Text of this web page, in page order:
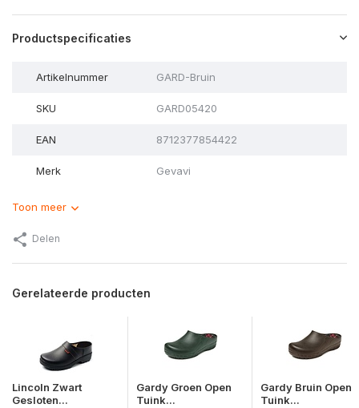
Productspecificaties
Artikelnummer GARD-Bruin
SKU GARD05420
EAN 8712377854422
Merk Gevavi
Toon meer
Delen
Gerelateerde producten
Lincoln Zwart
Gesloten...
Gardy Groen Open
Tuink...
Gardy Bruin Open
Tuink...